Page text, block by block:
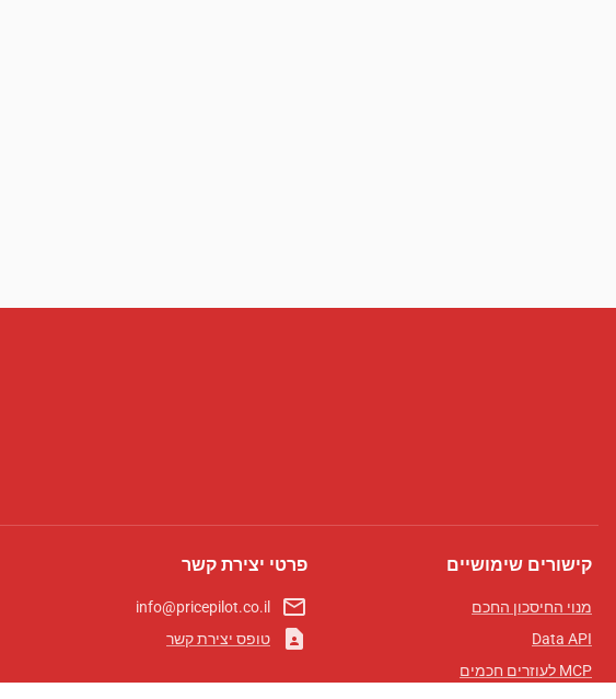
קישורים שימושיים
מנוי החיסכון החכם
Data API
MCP לעוזרים חכמים
פרטי יצירת קשר
mail_outline
info@pricepilot.co.il
contact_page טופס יצירת קשר